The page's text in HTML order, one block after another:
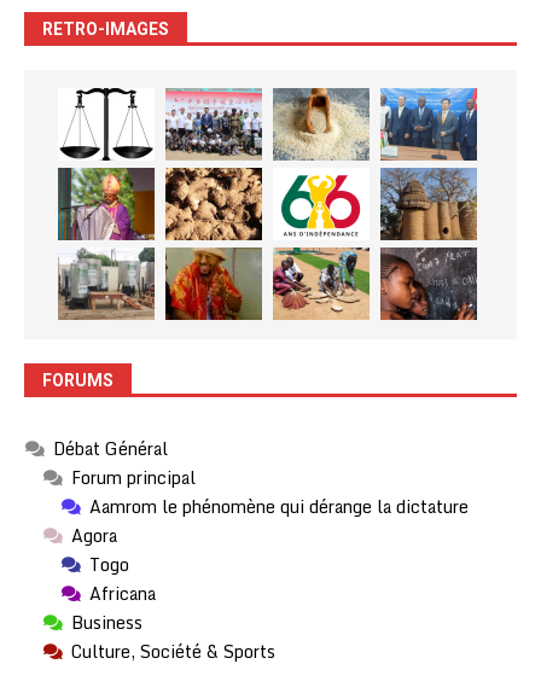
RETRO-IMAGES
FORUMS
Débat Général
Forum principal
Aamrom le phénomène qui dérange la dictature
Agora
Togo
Africana
Business
Culture, Société & Sports